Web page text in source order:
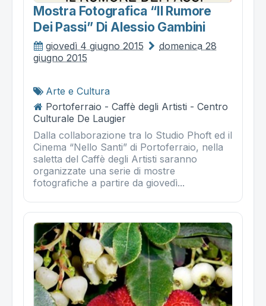
Mostra Fotografica “il Rumore
Dei Passi” Di Alessio Gambini
giovedì 4 giugno 2015
domenica 28
giugno 2015
Arte e Cultura
Portoferraio - Caffè degli Artisti - Centro
Culturale De Laugier
Dalla collaborazione tra lo Studio Phoft ed il
Cinema “Nello Santi” di Portoferraio, nella
saletta del Caffè degli Artisti saranno
organizzate una serie di mostre
fotografiche a partire da giovedì...